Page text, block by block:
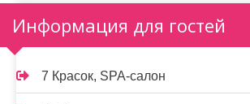
Информация для гостей
7 Красок, SPA-салон